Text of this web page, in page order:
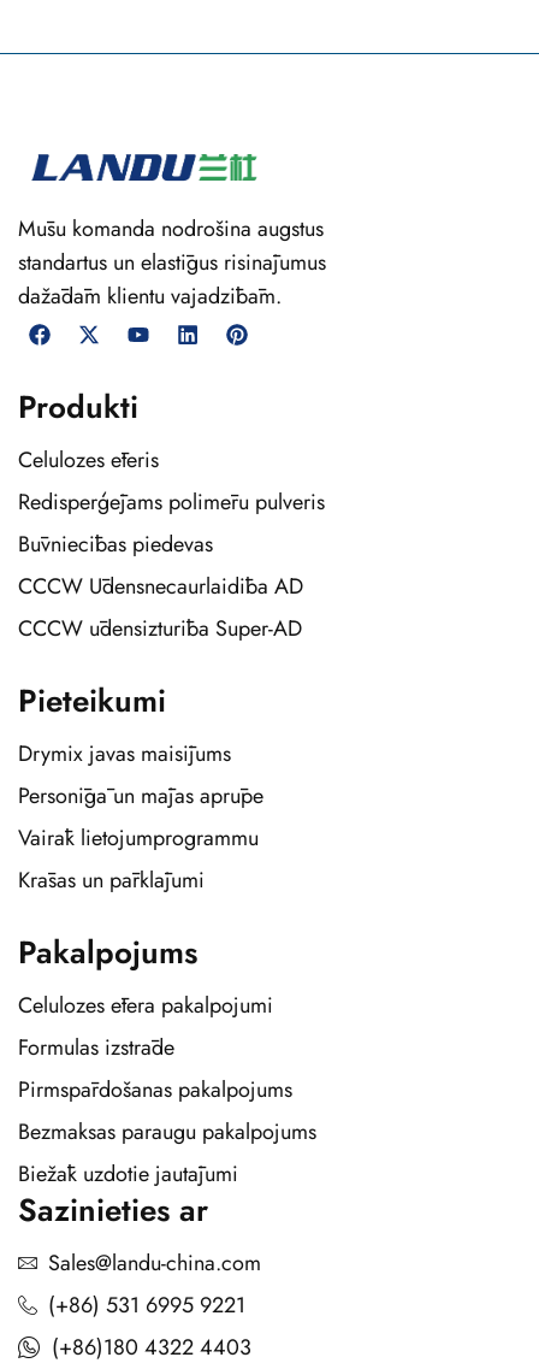
Mūsu komanda nodrošina augstus
standartus un elastīgus risinājumus
dažādām klientu vajadzībām.
Produkti
Celulozes ēteris
Redisperģējams polimēru pulveris
Būvniecības piedevas
CCCW Ūdensnecaurlaidība AD
CCCW ūdensizturība Super-AD
Pieteikumi
Drymix javas maisījums
Personīgā un mājas aprūpe
Vairāk lietojumprogrammu
Krāsas un pārklājumi
Pakalpojums
Celulozes ētera pakalpojumi
Formulas izstrāde
Pirmspārdošanas pakalpojums
Bezmaksas paraugu pakalpojums
Biežāk uzdotie jautājumi
Sazinieties ar
Sales@landu-china.com
(+86) 531 6995 9221
(+86)180 4322 4403